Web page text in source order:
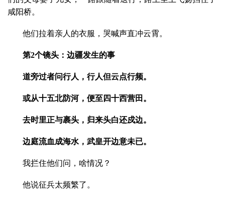
咸阳桥。
他们拉着亲人的衣服，哭喊声直冲云霄。
第2个镜头：边疆发生的事
道旁过者问行人，行人但云点行频。
或从十五北防河，便至四十西营田。
去时里正与裹头，归来头白还戍边。
边庭流血成海水，武皇开边意未已。
我拦住他们问，啥情况？
他说征兵太频繁了。